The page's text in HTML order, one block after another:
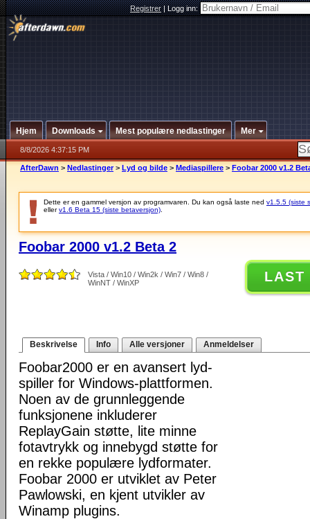
Registrer|Logg inn:
Hjem Downloads Mest populære nedlastinger Mer
8/8/2026 4:37:15 PM
AfterDawn > Nedlastinger > Lyd og bilde > Mediaspillere > Foobar 2000 v1.2
Dette er en gammel versjon av programvaren. Du kan også laste ned v1.5.5 (siste
ellerv1.6 Beta 15 (siste betaversjon)
Foobar 2000 v1.2 Beta 2
Vista / Win10 / Win2k / Win7 / Win8 /
WinNT / WinXP
LAST
Beskrivelse Info Alle versjoner Anmeldelser
Foobar2000 er en avansert lyd-
spiller for Windows-plattformen.
Noen av de grunnleggende
funksjonene inkluderer
ReplayGain støtte, lite minne
fotavtrykk og innebygd støtte for
en rekke populære lydformater.
Foobar 2000 er utviklet av Peter
Pawlowski, en kjent utvikler av
Winamp plugins.